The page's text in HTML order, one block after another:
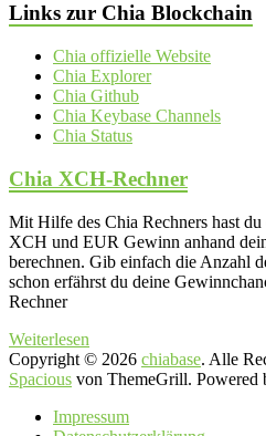
Links zur Chia Blockchain
Chia offizielle Website
Chia Explorer
Chia Github
Chia Keybase Channels
Chia Status
Chia XCH-Rechner
Mit Hilfe des Chia Rechners hast
XCH und EUR Gewinn anhand
berechnen. Gib einfach die Anzahl
schon erfährst du deine
Rechner
Weiterlesen
Copyright © 2026 chiabase. Alle
Spacious von ThemeGrill. Powered
Impressum